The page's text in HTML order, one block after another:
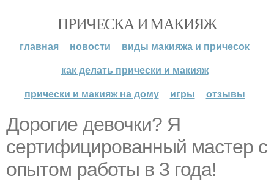
ПРИЧЕСКА И МАКИЯЖ
главная новости
виды макияжа и причесок
как делать прически и макияж
прически и макияж на дому
игры отзывы
Дорогие девочки? Я
сертифицированный мастер с
опытом работы в 3 года!